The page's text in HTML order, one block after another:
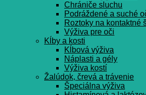
Chrániče sluchu
Podráždené a suché
Roztoky na kontaktné
Výživa pre oči
Kĺby a kosti
Kĺbová výživa
Náplasti a gély
Výživa kostí
Žalúdok, črevá a trávenie
Špeciálna výživa